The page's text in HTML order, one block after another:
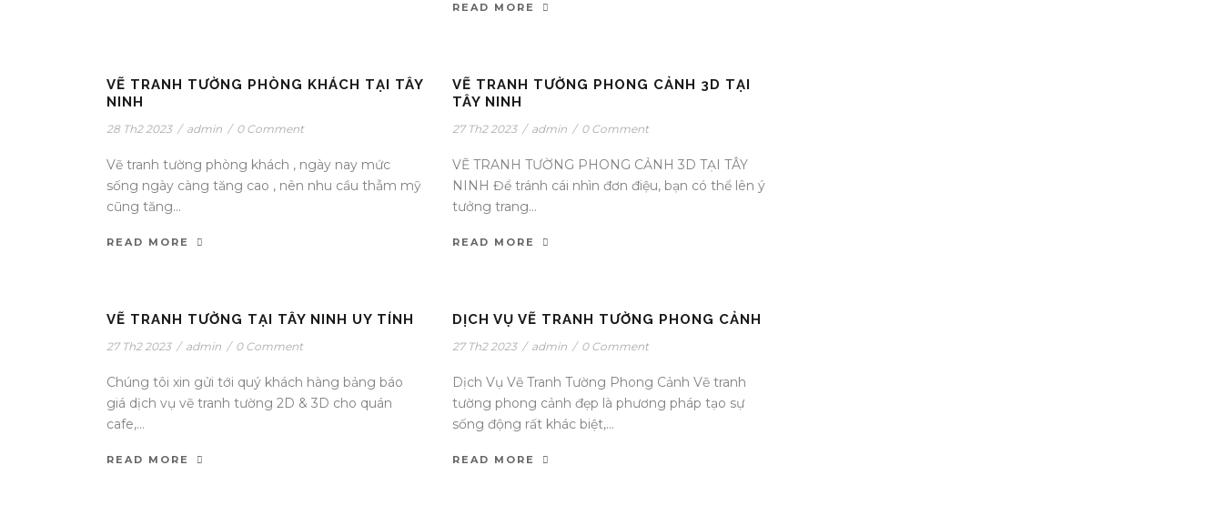
READ MORE
VẼ TRANH TƯỜNG PHÒNG KHÁCH TẠI TÂY
NINH
28 Th2 2023 / admin / 0 Comment
Vẽ tranh tường phòng khách , ngày nay mức
sống ngày càng tăng cao , nên nhu cầu thẫm mỹ
cũng tăng...
READ MORE
VẼ TRANH TƯỜNG PHONG CẢNH 3D TẠI
TÂY NINH
27 Th2 2023 / admin / 0 Comment
VẼ TRANH TƯỜNG PHONG CẢNH 3D TẠI TÂY
NINH Để tránh cái nhìn đơn điệu, bạn có thể lên ý
tưởng trang...
READ MORE
VẼ TRANH TƯỜNG TẠI TÂY NINH UY TÍNH
27 Th2 2023 / admin / 0 Comment
Chúng tôi xin gửi tới quý khách hàng bảng báo
giá dịch vụ vẽ tranh tường 2D & 3D cho quán
cafe,...
READ MORE
DỊCH VỤ VẼ TRANH TƯỜNG PHONG CẢNH
27 Th2 2023 / admin / 0 Comment
Dịch Vụ Vẽ Tranh Tường Phong Cảnh Vẽ tranh
tường phong cảnh đẹp là phương pháp tạo sự
sống động rất khác biệt,...
READ MORE